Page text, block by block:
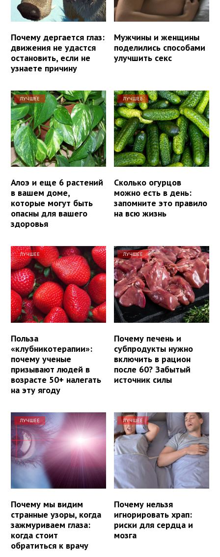
Почему дергается глаз:
движения не удастся
остановить, если не
узнаете причину
Мужчины и женщины
поделились способами
улучшить секс
ЛУЧШЕЕ
Алоэ и еще 6 растений
в вашем доме,
которые могут быть
опасны для вашего
здоровья
ЛУЧШЕЕ
Сколько огурцов
можно есть в день:
запомните это правило
на всю жизнь
ЛУЧШЕЕ
Польза
«клубникотерапии»:
почему ученые
призывают людей в
возрасте 50+ налегать
на эту ягоду
ЛУЧШЕЕ
Почему печень и
субпродукты нужно
включить в рацион
после 60? Забытый
источник силы
ЛУЧШЕЕ
Почему мы видим
странные узоры, когда
зажмуриваем глаза:
когда стоит
обратиться к врачу
ЛУЧШЕЕ
Почему нельзя
игнорировать храп:
риски для сердца и
мозга